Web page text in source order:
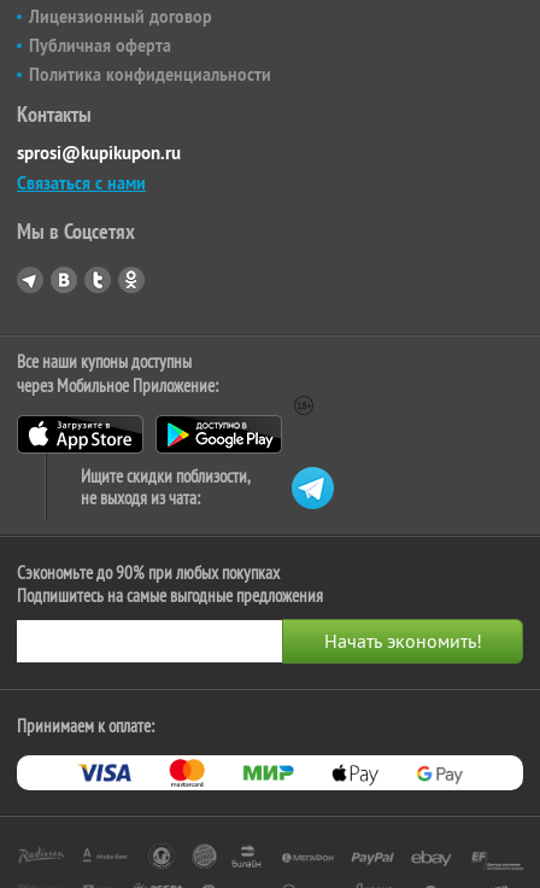
Лицензионный договор
Публичная оферта
Политика конфиденциальности
Контакты
sprosi@kupikupon.ru
Связаться с нами
Мы в Соцсетях
Все наши купоны доступны
через Мобильное Приложение:
Ищите скидки поблизости,
не выходя из чата:
Сэкономьте до 90% при любых покупках
Подпишитесь на самые выгодные предложения
Принимаем к оплате: